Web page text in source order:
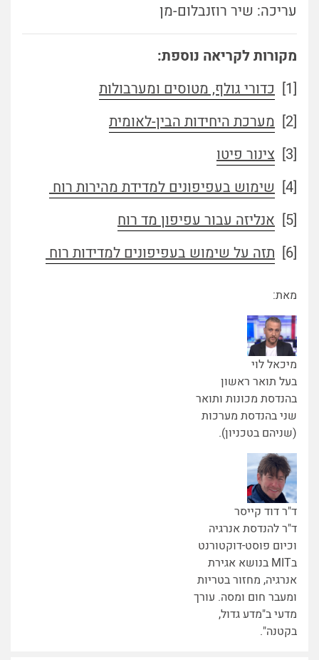
עריכה: שיר רוזנבלום-מן
מקורות לקריאה נוספת:
[1]
כדורי גולף, מטוסים ומערבולות
[2]
מערכת היחידות הבין-לאומית
[3]
צינור פיטו
[4]
שימוש בעפיפונים למדידת מהירות רוח
[5]
אנליזה עבור עפיפון מד רוח
[6]
תזה על שימוש בעפיפונים למדידות רוח
מאת:
מיכאל לוי
בעל תואר ראשון
בהנדסת מכונות ותואר
שני בהנדסת מערכות
(שניהם בטכניון).
ד"ר דוד קייסר
ד"ר להנדסת אנרגיה
וכיום פוסט-דוקטורנט
בMIT בנושא אגירת
אנרגיה, מחזור בטריות
ומעבר חום ומסה. עורך
מדעי ב"מדע גדול,
בקטנה".